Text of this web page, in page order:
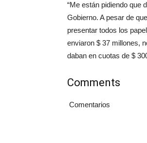
“Me están pidiendo que
Gobierno. A pesar de
presentar todos los
enviaron $ 37 millones,
daban en cuotas de $
Comments
Comentarios